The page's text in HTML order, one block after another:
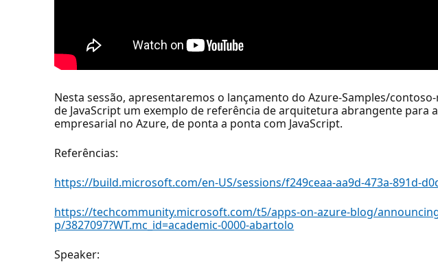
Nesta sessão, apresentaremos o lançamento do Azure-Samples/
de JavaScript um exemplo de referência de arquitetura abrangente para
empresarial no Azure, de ponta a ponta com JavaScript.
Referências:
https://build.microsoft.com/en-US/sessions/f249ceaa-aa9d-473a-891d-
https://techcommunity.microsoft.com/t5/apps-on-azure-blog/
p/3827097?WT.mc_id=academic-0000-abartolo
Speaker: